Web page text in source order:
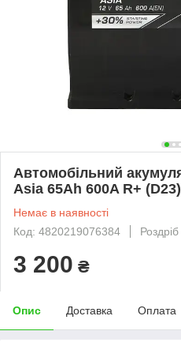
Автомобільний
Asia 65Ah 600A R+ (D23)
Немає в наявності
Код: 4820219076384
Роздріб
3 200 ₴
Опис Доставка Оплата